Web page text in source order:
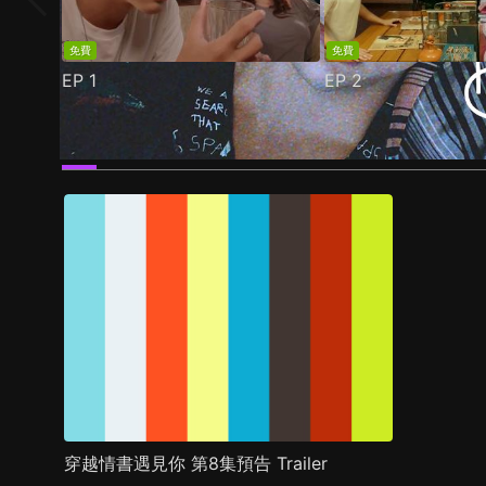
免費
EP 1
免費
EP2
劇照 推薦影片 劇情介紹
穿越情書遇見你 第8集預告 Trailer